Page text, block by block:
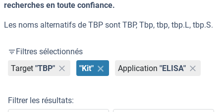
recherches en toute confiance.
Les noms alternatifs de TBP sont TBP, Tbp, tbp, tbp.L, tbp.S.
Filtres sélectionnés
Target "TBP" "Kit" Application "ELISA"
Filtrer les résultats: